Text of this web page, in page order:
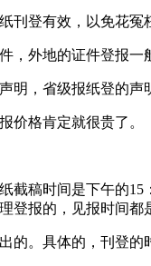
刊登有效，以免花冤
，外地的证件登报一
，省级报纸登的声
价格肯定就很贵了。
稿时间是下午的15
登报的，见报时间
的。具体的，刊登的